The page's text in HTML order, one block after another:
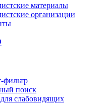
материалы
организации
фильтр
поиск
слабовидящих